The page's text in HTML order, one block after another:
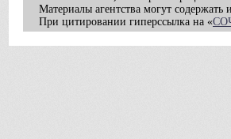
Материалы агентства могут
При цитировании гиперссылка на «